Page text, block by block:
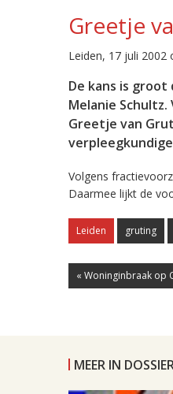
Greetje
Leiden, 17 juli 2002
De kans is
Melanie
Greetje van
Volgens
Daarmee lijkt de
Leiden gruting
« Woninginbraak op
MEER IN